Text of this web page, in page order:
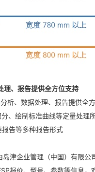
理、报告提供全方位支持
析、数据处理、报告提供全
、绘制标准曲线等定量处理
告等多种报告形式
岛津企业管理（中国）有限
报价、型号、参数等信息，